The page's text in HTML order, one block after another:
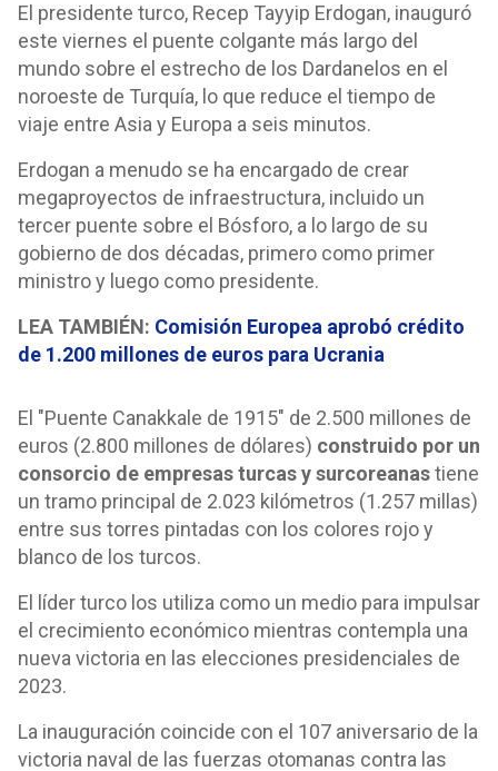
El presidente turco, Recep Tayyip Erdogan, inauguró
este viernes el puente colgante más largo del
mundo sobre el estrecho de los Dardanelos en el
noroeste de Turquía, lo que reduce el tiempo de
viaje entre Asia y Europa a seis minutos.
Erdogan a menudo se ha encargado de crear
megaproyectos de infraestructura, incluido un
tercer puente sobre el Bósforo, a lo largo de su
gobierno de dos décadas, primero como primer
ministro y luego como presidente.
LEA TAMBIÉN: Comisión Europea aprobó crédito
de 1.200 millones de euros para Ucrania
El "Puente Canakkale de 1915" de 2.500 millones de
euros (2.800 millones de dólares) construido por un
consorcio de empresas turcas y surcoreanastiene
un tramo principal de 2.023 kilómetros (1.257 millas)
entre sus torres pintadas con los colores rojo y
blanco de los turcos.
El líder turco los utiliza como un medio para impulsar
el crecimiento económico mientras contempla una
nueva victoria en las elecciones presidenciales de
2023.
La inauguración coincide con el 107 aniversario de la
victoria naval de las fuerzas otomanas contra las